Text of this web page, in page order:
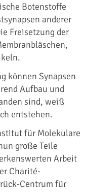
Botenstoffe
anderer
Freisetzung der
können Synapsen
Aufbau und
sind, weiß
entstehen.
für Molekulare
große Teile
Arbeit
Charité-
Centrum für